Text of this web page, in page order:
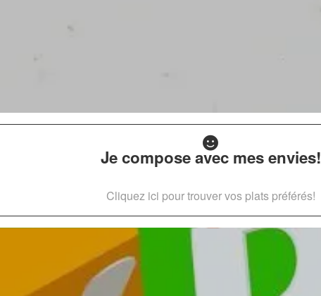
Je compose avec mes envies!
Cliquez ici pour trouver vos plats préférés!